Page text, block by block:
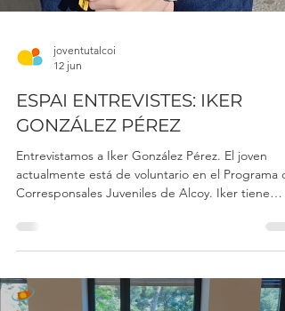
joventutalcoi
12 jun
ESPAI ENTREVISTES: IKER
GONZÁLEZ PÉREZ
Entrevistamos a Iker González Pérez. El joven
Corresponsales Juveniles de Alcoy. Iker tiene
inquietudes por la política para buscar el
común y otros temas ciudadanos. También nos